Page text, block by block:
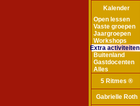
Kalender
Open lessen
Vaste groepen
Jaargroepen
Workshops
Extra activiteiten
Buitenland
Gastdocenten
Alles
5 Ritmes ®
Gabrielle Roth